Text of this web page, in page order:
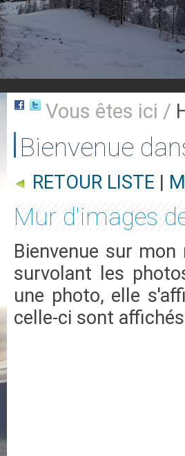
Aujourd'hui : T° Min :°CT° Max :°C |
Suivez en direct l'actualité des stations
Vous êtes ici /
Bienvenue
RETOUR LISTE |
Mur d'images
Bienvenue sur
survolant les
une photo, elle
celle-ci sont